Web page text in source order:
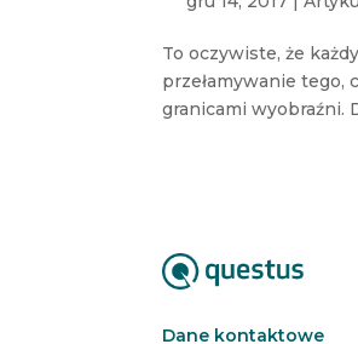
To oczywiste, że
przełamywanie tego,
granicami wyobraźni.
Dane kontaktowe